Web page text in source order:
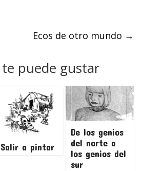
Ecos de otro mundo →
puede gustar
Salir a pintar
De los genios
del norte a
los genios del
sur